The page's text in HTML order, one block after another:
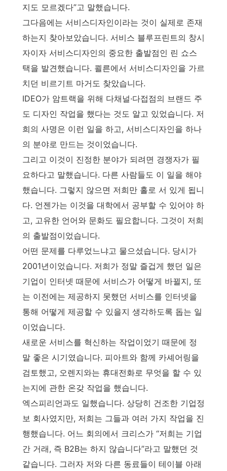
지도 모르겠다”고 말했습니다.
그다음에는 서비스디자인이라는 것이 실제로 존재
하는지 찾아보았습니다. 서비스 블루프린트의 창시
자이자 서비스디자인의 중요한 출발점인 린 쇼스
택을 발견했습니다. 쾰른에서 서비스디자인을 가르
치던 비르기트 마거도 찾았습니다.
IDEO가 암트랙을 위해 다채널·다접점의 브랜드 주
도 디자인 작업을 했다는 것도 알고 있었습니다. 저
희의 사명은 이런 일을 하고, 서비스디자인을 하나
의 분야로 만드는 것이었습니다.
그리고 이것이 진정한 분야가 되려면 경쟁자가 필
요하다고 말했습니다. 다른 사람들도 이 일을 해야
했습니다. 그렇지 않으면 저희만 홀로 서 있게 됩니
다. 언젠가는 이것을 대학에서 공부할 수 있어야 하
고, 고유한 언어와 문화도 필요합니다. 그것이 저희
의 출발점이었습니다.
어떤 문제를 다루었느냐고 물으셨습니다. 당시가
2001년이었습니다. 저희가 정말 즐겁게 했던 일은
기업이 인터넷 때문에 서비스가 어떻게 바뀔지, 또
는 이전에는 제공하지 못했던 서비스를 인터넷을
통해 어떻게 제공할 수 있을지 생각하도록 돕는 일
이었습니다.
새로운 서비스를 혁신하는 작업이었기 때문에 정
말 좋은 시기였습니다. 피아트와 함께 카셰어링을
검토했고, 오렌지와는 휴대전화로 무엇을 할 수 있
는지에 관한 온갖 작업을 했습니다.
엑스피리언과도 일했습니다. 상당히 건조한 기업정
보 회사였지만, 저희는 그들과 여러 가지 작업을 진
행했습니다. 어느 회의에서 크리스가 “저희는 기업
간 거래, 즉 B2B는 하지 않습니다”라고 말했던 것
같습니다. 그러자 저와 다른 동료들이 테이블 아래